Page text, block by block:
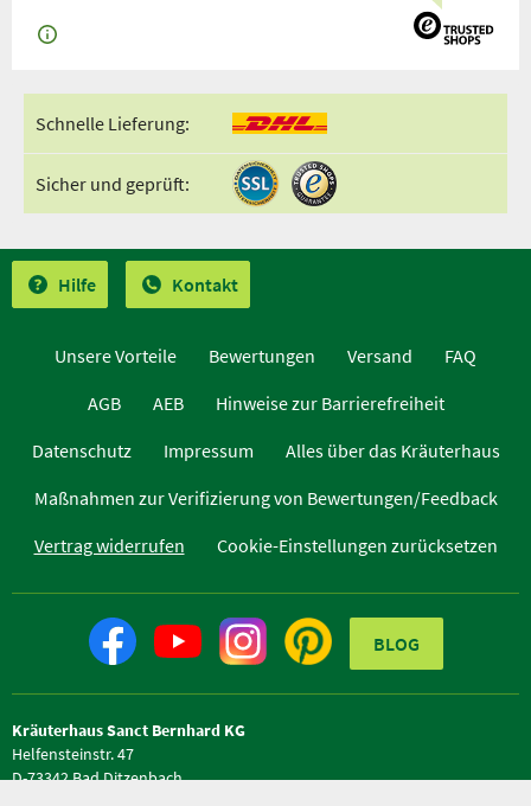
Schnelle Lieferung:
Sicher und geprüft:
Hilfe Kontakt
Unsere Vorteile Bewertungen Versand
FAQ
AGB
AEB
Hinweise zur Barrierefreiheit
Datenschutz
Impressum
Alles über das Kräuterhaus
Maßnahmen zur Verifizierung von Bewertungen/Feedback
Vertrag widerrufen
Cookie-Einstellungen zurücksetzen
BLOG
Kräuterhaus Sanct Bernhard KG
Helfensteinstr. 47
D-73342 Bad Ditzenbach